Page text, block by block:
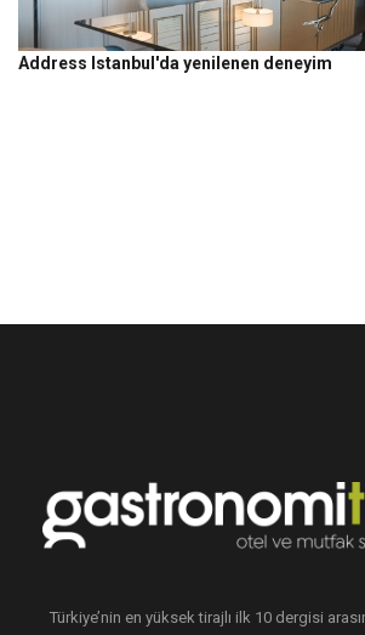
Address Istanbul'da yenilenen deneyim
Türkiye’nin en yüksek tirajlı ilk 10 dergisi